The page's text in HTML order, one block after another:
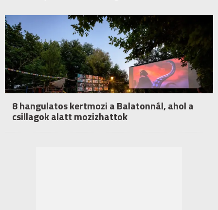
8 hangulatos kertmozi a Balatonnál, ahol a
csillagok alatt mozizhattok